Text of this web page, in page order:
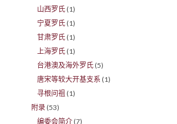
山西罗氏 (1)
宁夏罗氏 (1)
甘肃罗氏 (1)
上海罗氏 (1)
台港澳及海外罗氏 (5)
唐宋等较大开基支系 (1)
寻根问祖 (1)
附录 (53)
编委会简介 (7)